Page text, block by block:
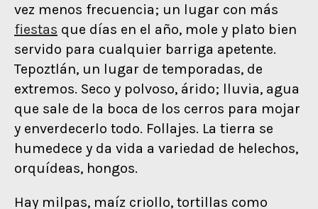
vez menos frecuencia; un lugar con más
fiestas que días en el año, mole y plato bien
servido para cualquier barriga apetente.
Tepoztlán, un lugar de temporadas, de
extremos. Seco y polvoso, árido; lluvia, agua
que sale de la boca de los cerros para mojar
y enverdecerlo todo. Follajes. La tierra se
humedece y da vida a variedad de helechos,
orquídeas, hongos.
Hay milpas, maíz criollo, tortillas como